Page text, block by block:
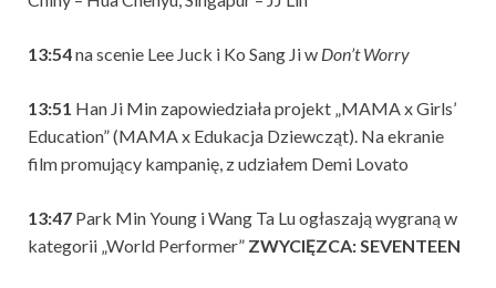
13:54na scenie Lee Juck i Ko Sang Ji w Don’t Worry
13:51 Han Ji Min zapowiedziała projekt „MAMA x Girls’
Education” (MAMA x Edukacja Dziewcząt). Na ekranie
film promujący kampanię, z udziałem Demi Lovato
13:47 Park Min Young i Wang Ta Lu ogłaszają wygraną w
kategorii „World Performer” ZWYCIĘZCA: SEVENTEEN